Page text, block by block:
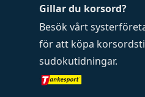
Gillar du korsord?
Besök vårt
för att köpa
sudokutidningar.